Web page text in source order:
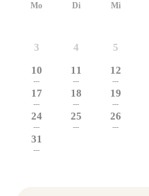
Mo Di Mi
3 4 5
10
---
11
---
12
---
17
---
18
---
19
---
24
---
25
---
26
---
31
---